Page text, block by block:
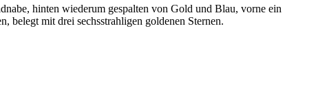
hinten wiederum gespalten von Gold und Blau, vorne ein
belegt mit drei sechsstrahligen goldenen Sternen.